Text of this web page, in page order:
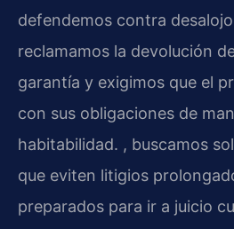
defendemos contra
reclamamos la devolución
garantía y exigimos que el
con sus obligaciones de
habitabilidad. , buscamos
que eviten litigios
preparados para ir a juicio